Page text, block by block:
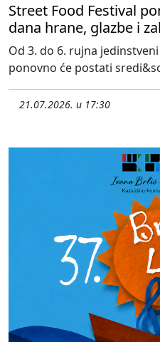
Street Food Festival
dana hrane, glazbe i
Od 3. do 6. rujna
ponovno će postati
21.07.2026. u 17:30